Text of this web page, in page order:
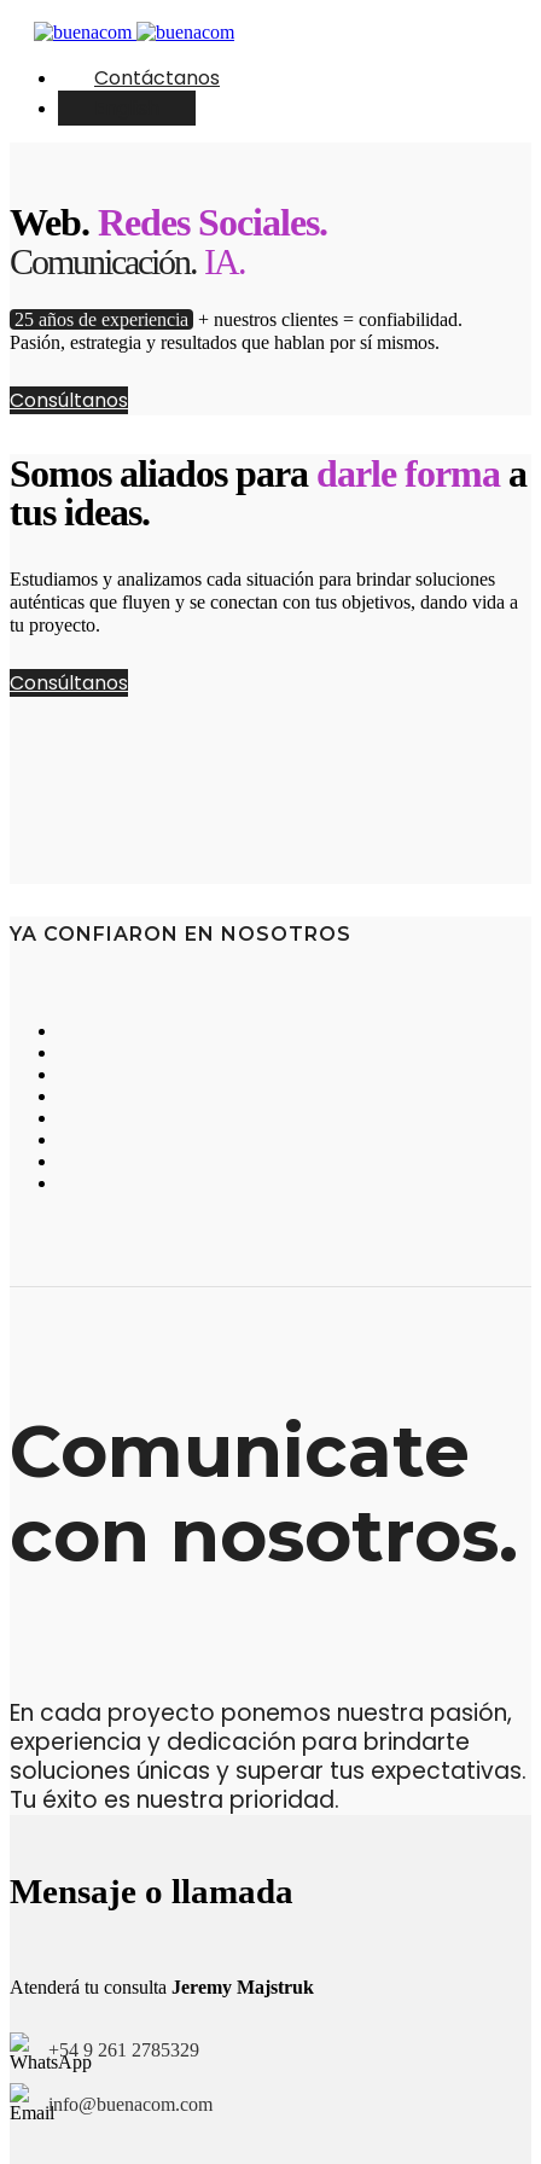
Contáctanos
Web.Redes Sociales.
Comunicación. IA.
25 años de experiencia + nuestros clientes = confiabilidad.
Pasión, estrategia y resultados que hablan por sí mismos.
Consúltanos
Somos aliados para darle forma a
tus ideas.
Estudiamos y analizamos cada situación para brindar soluciones
auténticas que fluyen y se conectan con tus objetivos, dando vida a
tu proyecto.
Consúltanos
YA CONFIARON EN NOSOTROS
Comunicate
con nosotros.
En cada proyecto ponemos nuestra pasión,
experiencia y dedicación para brindarte
soluciones únicas y superar tus expectativas.
Tu éxito es nuestra prioridad.
Mensaje o llamada
Atenderá tu consulta Jeremy Majstruk
+54 9 261 2785329
info@buenacom.com